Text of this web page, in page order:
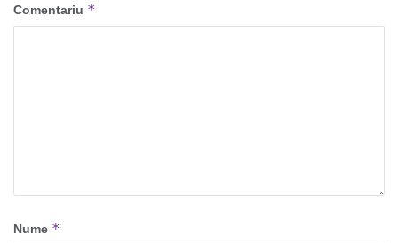
Comentariu *
Nume *